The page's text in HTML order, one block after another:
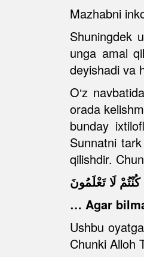
Mazhabni
Shuningdek
unga amal
deyishadi va
O‘z
orada
bunday
Sunnatni
qilishdir.
لَا تَعْلَمُونَ
… Agar
Ushbu
Chunki Alloh